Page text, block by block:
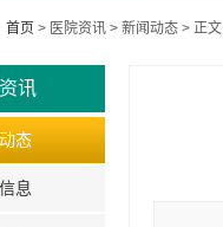
首页 > 医院资讯 > 新闻动态 > 正文
讯
态
息